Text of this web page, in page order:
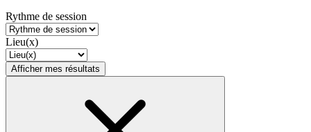
Rythme de session
Lieu(x)
Afficher mes résultats